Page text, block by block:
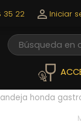
35 22  Iniciar
honda